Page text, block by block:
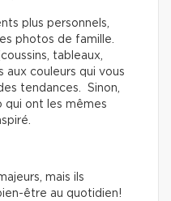
plus personnels,
photos de famille.
tableaux,
aux couleurs qui vous
tendances. Sinon,
qui ont les mêmes
mais ils
être au quotidien!